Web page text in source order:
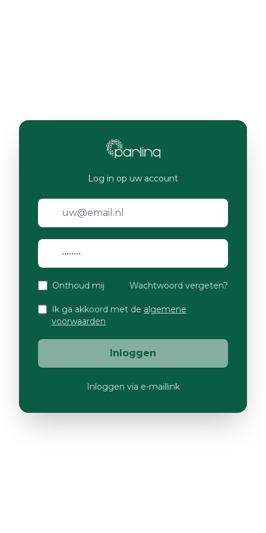
Log in op uw account
Onthoud mij Wachtwoord vergeten?
Ik ga akkoord met de algemene
voorwaarden
Inloggen
Inloggen via e-maillink